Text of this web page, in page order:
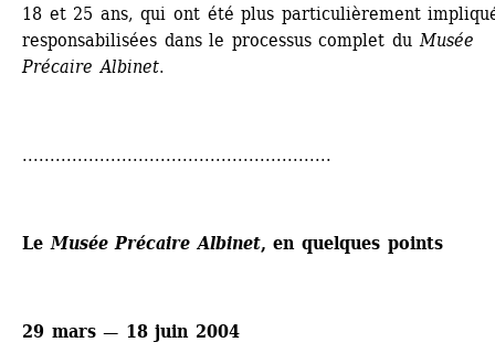
18 et 25 ans, qui ont été plus particulièrement
responsabilisées dans le processus complet du Musée
Précaire Albinet.
........................................................
Le Musée Précaire Albinet, en quelques points
29 mars — 18 juin 2004